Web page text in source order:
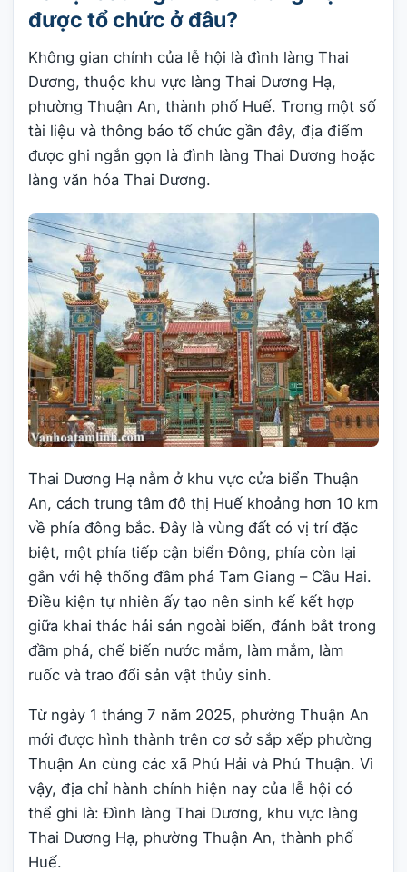
được tổ chức ở đâu?
Không gian chính của lễ hội là đình làng Thai
Dương, thuộc khu vực làng Thai Dương Hạ,
phường Thuận An, thành phố Huế. Trong một số
tài liệu và thông báo tổ chức gần đây, địa điểm
được ghi ngắn gọn là đình làng Thai Dương hoặc
làng văn hóa Thai Dương.
Thai Dương Hạ nằm ở khu vực cửa biển Thuận
An, cách trung tâm đô thị Huế khoảng hơn 10 km
về phía đông bắc. Đây là vùng đất có vị trí đặc
biệt, một phía tiếp cận biển Đông, phía còn lại
gắn với hệ thống đầm phá Tam Giang – Cầu Hai.
Điều kiện tự nhiên ấy tạo nên sinh kế kết hợp
giữa khai thác hải sản ngoài biển, đánh bắt trong
đầm phá, chế biến nước mắm, làm mắm, làm
ruốc và trao đổi sản vật thủy sinh.
Từ ngày 1 tháng 7 năm 2025, phường Thuận An
mới được hình thành trên cơ sở sắp xếp phường
Thuận An cùng các xã Phú Hải và Phú Thuận. Vì
vậy, địa chỉ hành chính hiện nay của lễ hội có
thể ghi là: Đình làng Thai Dương, khu vực làng
Thai Dương Hạ, phường Thuận An, thành phố
Huế.